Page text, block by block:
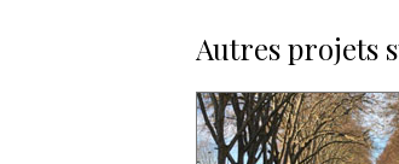
Autres projets